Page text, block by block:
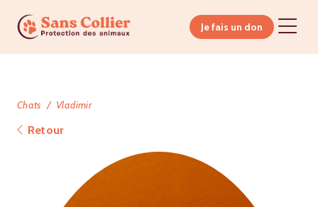
Je fais un don
Chats Vladimir
Retour